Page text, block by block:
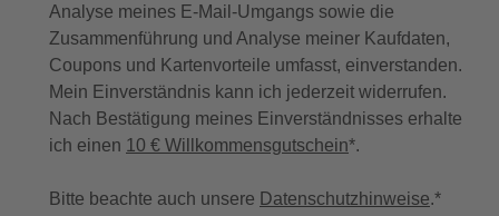
Analyse meines E-Mail-Umgangs sowie die
Zusammenführung und Analyse meiner Kaufdaten,
Coupons und Kartenvorteile umfasst, einverstanden.
Mein Einverständnis kann ich jederzeit widerrufen.
Nach Bestätigung meines Einverständnisses erhalte
ich einen 10 € Willkommensgutschein*.
Bitte beachte auch unsere Datenschutzhinweise.